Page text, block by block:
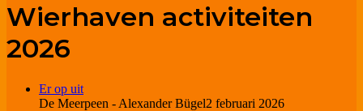
Wierhaven activiteiten
2026
Er op uit
De Meerpeen - Alexander Bügel2 februari 2026